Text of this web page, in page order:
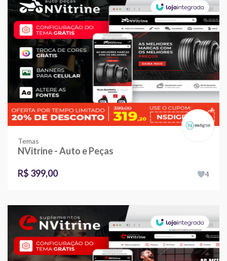
Temas
NVitrine - Auto e Peças
R$ 399,00
4